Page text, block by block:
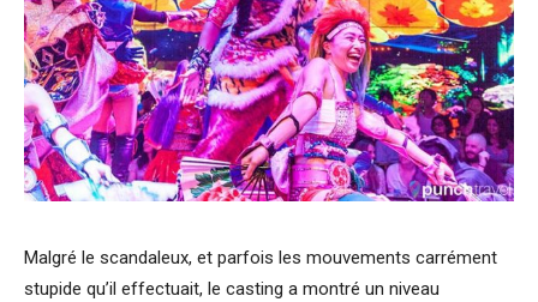
Malgré le scandaleux, et parfois les mouvements carrément
stupide qu’il effectuait, le casting a montré un niveau